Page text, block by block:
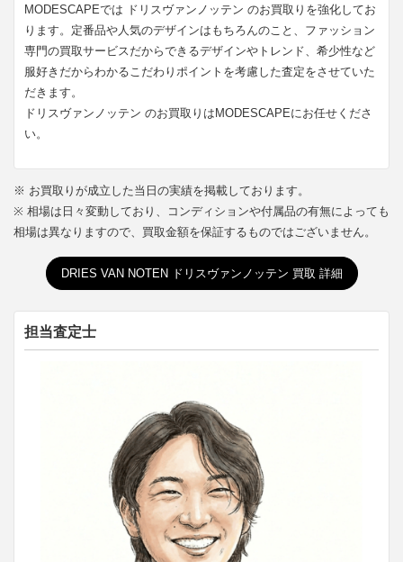
MODESCAPEでは ドリスヴァンノッテン のお買取りを強化してお
ります。定番品や人気のデザインはもちろんのこと、ファッション
専門の買取サービスだからできるデザインやトレンド、希少性など
服好きだからわかるこだわりポイントを考慮した査定をさせていた
だきます。
ドリスヴァンノッテン のお買取りはMODESCAPEにお任せくださ
い。
※ お買取りが成立した当日の実績を掲載しております。
※ 相場は日々変動しており、コンディションや付属品の有無によっても
相場は異なりますので、買取金額を保証するものではございません。
DRIES VAN NOTEN ドリスヴァンノッテン 買取 詳細
担当査定士